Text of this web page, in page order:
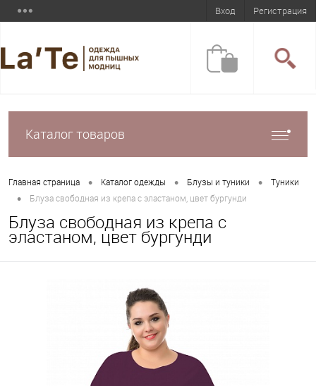
Вход Регистрация
Каталог товаров
Главная страница • Каталог одежды • Блузы и туники • Туники
• Блуза свободная из крепа с эластаном, цвет бургунди
Блуза свободная из крепа с
эластаном, цвет бургунди